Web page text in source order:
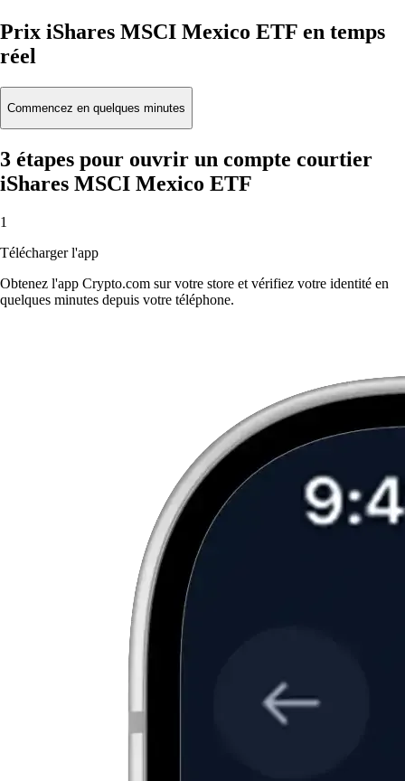
Prix iShares MSCI Mexico ETF en temps
réel
Commencez en quelques minutes
3 étapes pour ouvrir un compte courtier
iShares MSCI Mexico ETF
1
Télécharger l'app
Obtenez l'app Crypto.com sur votre store et vérifiez votre identité en
quelques minutes depuis votre téléphone.